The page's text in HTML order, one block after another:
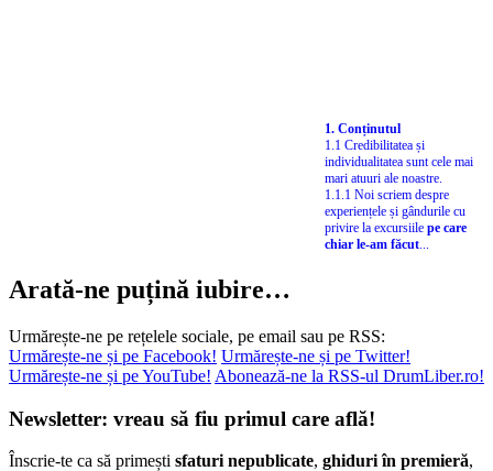
1. Conținutul
1.1 Credibilitatea și
individualitatea sunt cele mai
mari atuuri ale noastre.
1.1.1 Noi scriem despre
experiențele și gândurile cu
Arată-ne puțină iubire…
Urmărește-ne pe rețelele sociale, pe email sau pe RSS:
Urmărește-ne și pe YouTube!Abonează-ne la RSS-ul DrumLiber.ro!
Newsletter: vreau să fiu primul care află!